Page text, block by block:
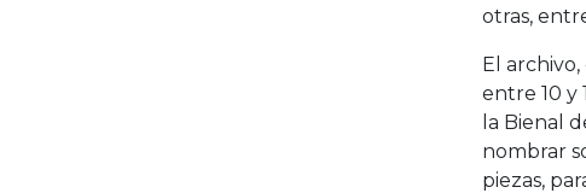
otras,
El
entre 10 y
la Bienal
nombrar
piezas,